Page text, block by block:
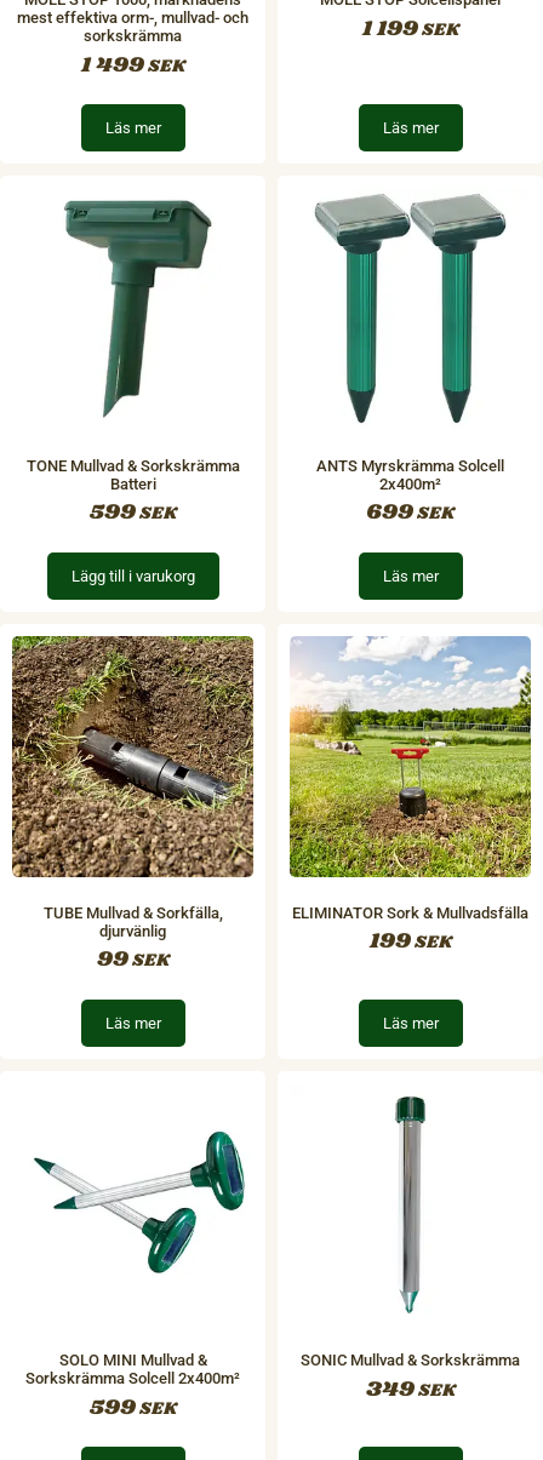
mest effektiva orm-, mullvad- och
sorkskrämma
1 499SEK
Läs mer
1 199SEK
Läs mer
TONE Mullvad & Sorkskrämma
Batteri
599SEK
Lägg till i varukorg
ANTS Myrskrämma Solcell
2x400m²
699SEK
Läs mer
TUBE Mullvad & Sorkfälla,
djurvänlig
99SEK
Läs mer
ELIMINATOR Sork & Mullvadsfälla
199SEK
Läs mer
SOLO MINI Mullvad &
Sorkskrämma Solcell 2x400m²
599SEK
SONIC Mullvad & Sorkskrämma
349SEK